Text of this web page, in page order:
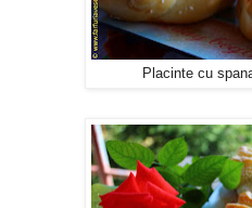
Placinte cu